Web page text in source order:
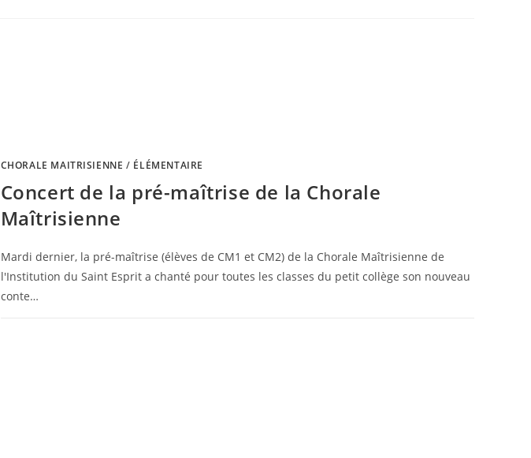
CHORALE MAITRISIENNE / ÉLÉMENTAIRE
Concert de la pré-maîtrise de la Chorale
Maîtrisienne
Mardi dernier, la pré-maîtrise (élèves de CM1 et CM2) de la Chorale Maîtrisienne de
l'Institution du Saint Esprit a chanté pour toutes les classes du petit collège son nouveau
conte…